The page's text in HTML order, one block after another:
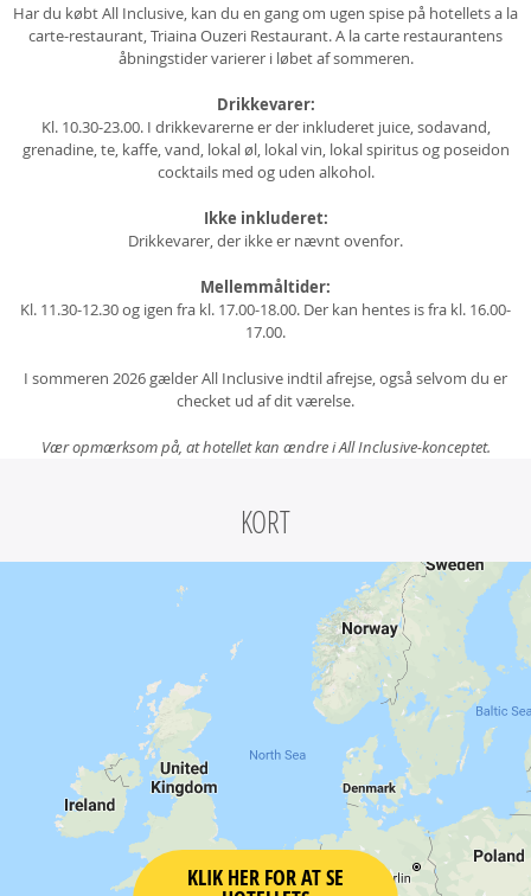
Har du købt All Inclusive, kan du en gang om ugen spise på hotellets a la
carte-restaurant, Triaina Ouzeri Restaurant. A la carte restaurantens
åbningstider varierer i løbet af sommeren.
Drikkevarer:
Kl. 10.30-23.00. I drikkevarerne er der inkluderet juice, sodavand,
grenadine, te, kaffe, vand, lokal øl, lokal vin, lokal spiritus og poseidon
cocktails med og uden alkohol.
Ikke inkluderet:
Drikkevarer, der ikke er nævnt ovenfor.
Mellemmåltider:
Kl. 11.30-12.30 og igen fra kl. 17.00-18.00. Der kan hentes is fra kl. 16.00-
17.00.
I sommeren 2026 gælder All Inclusive indtil afrejse, også selvom du er
checket ud af dit værelse.
Vær opmærksom på, at hotellet kan ændre i All Inclusive-konceptet.
KORT
KLIK HER FOR AT SE